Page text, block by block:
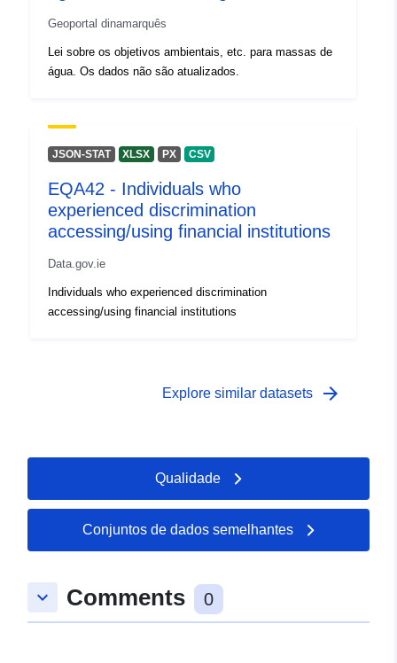
Geoportal dinamarquês
Lei sobre os objetivos ambientais, etc. para massas de
água. Os dados não são atualizados.
JSON-STAT XLSX PX CSV
EQA42 - Individuals who
experienced discrimination
accessing/using financial institutions
Data.gov.ie
Individuals who experienced discrimination
accessing/using financial institutions
Explore similar datasets arrow_forward
Qualidade
Conjuntos de dados semelhantes
keyboard_arrow_down Comments 0